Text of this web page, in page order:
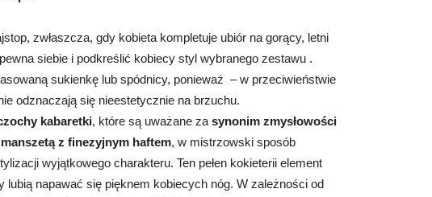
zwłaszcza, gdy kobieta kompletuje ubiór na gorący, letni
siebie i podkreślić kobiecy styl wybranego zestawu .
sukienkę lub spódnicy, ponieważ – w przeciwieństwie
odznaczają się nieestetycznie na brzuchu.
kabaretki, które są uważane za synonim zmysłowości
manszetą z finezyjnym haftem, w mistrzowski sposób
wyjątkowego charakteru. Ten pełen kokieterii element
lubią napawać się pięknem kobiecych nóg. W zależności od